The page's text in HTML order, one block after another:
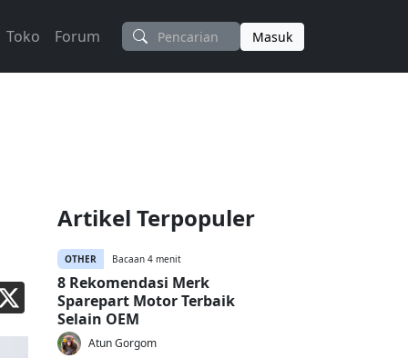
Toko Forum Masuk
Artikel Terpopuler
OTHER Bacaan 4 menit
8 Rekomendasi Merk
Sparepart Motor Terbaik
Selain OEM
Atun Gorgom